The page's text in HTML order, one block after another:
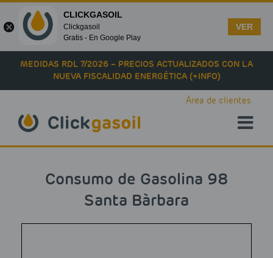
Skip to main content
MEDIDAS RDL 7/2026 – PRECIOS ACTUALIZADOS CON LA
NUEVA FISCALIDAD ENERGÉTICA (+INFO)
Área de clientes
Consumo de Gasolina 98
Santa Bàrbara
CLICKGASOIL
Clickgasoil
Gratis - En Google Play
VER